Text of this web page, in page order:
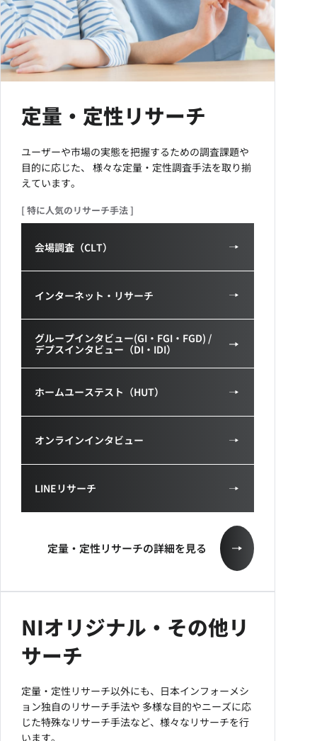
定量・定性リサーチ
ユーザーや市場の実態を把握するための調査課題や
目的に応じた、
様々な定量・定性調査手法を取り揃
えています。
[ 特に人気のリサーチ手法 ]
会場調査（CLT）
インターネット・リサーチ
グループインタビュー(GI・FGI・FGD) /
デプスインタビュー（DI・IDI）
ホームユーステスト（HUT）
オンラインインタビュー
LINEリサーチ
定量・定性リサーチの詳細を見る
NIオリジナル・その他リ
サーチ
定量・定性リサーチ以外にも、日本インフォーメシ
ョン独自のリサーチ手法や 多様な目的やニーズに応
じた特殊なリサーチ手法など、様々なリサーチを行
います。